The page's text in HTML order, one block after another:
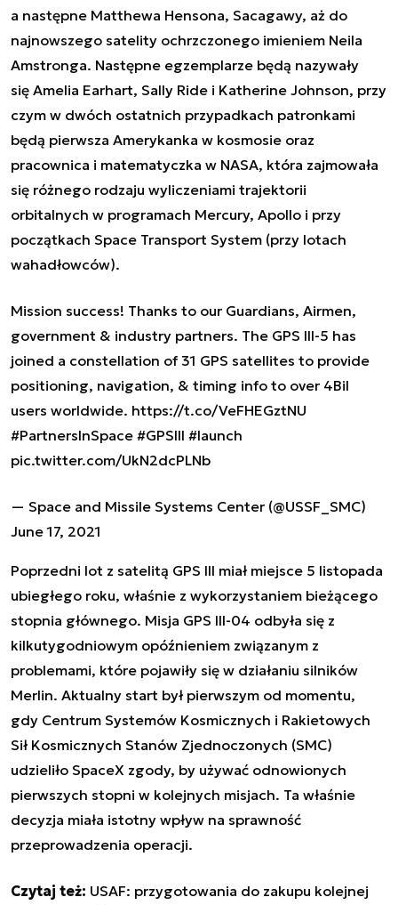
a następne Matthewa Hensona, Sacagawy, aż do
najnowszego satelity ochrzczonego imieniem Neila
Amstronga. Następne egzemplarze będą nazywały
się Amelia Earhart, Sally Ride i Katherine Johnson, przy
czym w dwóch ostatnich przypadkach patronkami
będą pierwsza Amerykanka w kosmosie oraz
pracownica i matematyczka w NASA, która zajmowała
się różnego rodzaju wyliczeniami trajektorii
orbitalnych w programach Mercury, Apollo i przy
początkach Space Transport System (przy lotach
wahadłowców).
Mission success! Thanks to our Guardians, Airmen,
government & industry partners. The GPS III-5 has
joined a constellation of 31 GPS satellites to provide
positioning, navigation, & timing info to over 4Bil
users worldwide. https://t.co/VeFHEGztNU
#PartnersInSpace #GPSIII #launch
pic.twitter.com/UkN2dcPLNb
— Space and Missile Systems Center (@USSF_SMC)
June 17, 2021
Poprzedni lot z satelitą GPS III miał miejsce 5 listopada
ubiegłego roku, właśnie z wykorzystaniem bieżącego
stopnia głównego. Misja GPS III-04 odbyła się z
kilkutygodniowym opóźnieniem związanym z
problemami, które pojawiły się w działaniu silników
Merlin. Aktualny start był pierwszym od momentu,
gdy Centrum Systemów Kosmicznych i Rakietowych
Sił Kosmicznych Stanów Zjednoczonych (SMC)
udzieliło SpaceX zgody, by używać odnowionych
pierwszych stopni w kolejnych misjach. Ta właśnie
decyzja miała istotny wpływ na sprawność
przeprowadzenia operacji.
Czytaj też: USAF: przygotowania do zakupu kolejnej